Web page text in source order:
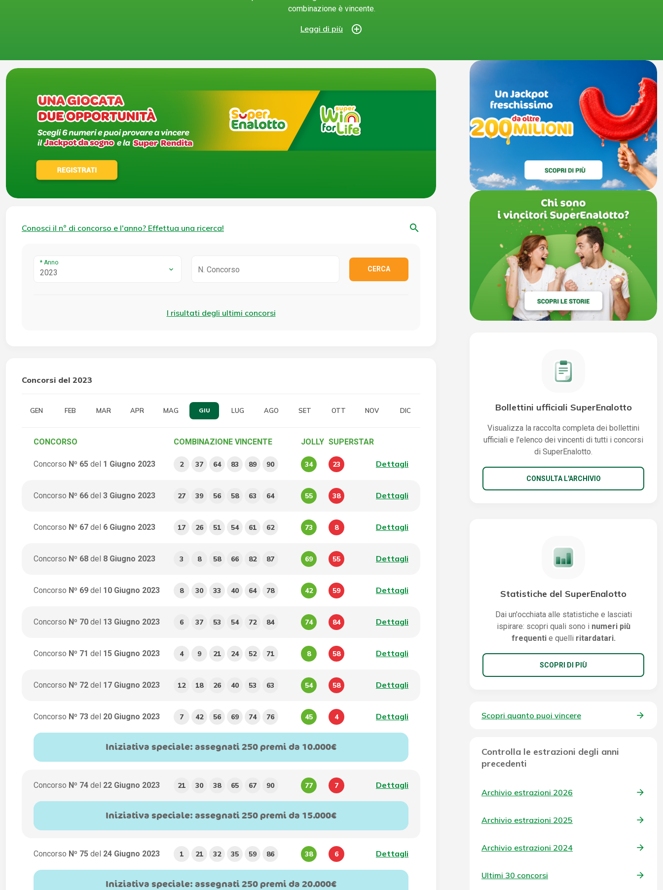
combinazione è vincente.
Leggi di più add_circle_outline
Conosci il n° di concorso e l'anno? Effettua una ricerca! search
* Anno
2023 CERCA
I risultati degli ultimi concorsi
Concorsi del 2023
GEN FEB MAR APR MAG GIU LUG AGO SET OTT NOV DIC
CONCORSO COMBINAZIONE VINCENTE JOLLY SUPERSTAR
Concorso Nº 65 del 1 Giugno 2023 2 37 64 83 89 90 34 23 Dettagli
Concorso Nº 66 del 3 Giugno 2023 27 39 56 58 63 64 55 38 Dettagli
Concorso Nº 67 del 6 Giugno 2023 17 26 51 54 61 62 73 8 Dettagli
Concorso Nº 68 del 8 Giugno 2023 3 8 58 66 82 87 69 55 Dettagli
Concorso Nº 69 del 10 Giugno 2023 8 30 33 40 64 78 42 59 Dettagli
Concorso Nº 70 del 13 Giugno 2023 6 37 53 54 72 84 74 84 Dettagli
Concorso Nº 71 del 15 Giugno 2023 4 9 21 24 52 71 8 58 Dettagli
Concorso Nº 72 del 17 Giugno 2023 12 18 26 40 53 63 54 58 Dettagli
Concorso Nº 73 del 20 Giugno 2023 7 42 56 69 74 76 45 4 Dettagli
Iniziativa speciale: assegnati 250 premi da 10.000€
Concorso Nº 74 del 22 Giugno 2023 21 30 38 65 67 90 77 7 Dettagli
Iniziativa speciale: assegnati 250 premi da 15.000€
Concorso Nº 75 del 24 Giugno 2023 1 21 32 35 59 86 38 6 Dettagli
Iniziativa speciale: assegnati 250 premi da 20.000€
Bollettini ufficiali SuperEnalotto
Visualizza la raccolta completa dei bollettini
ufficiali e l'elenco dei vincenti di tutti i concorsi
di SuperEnalotto.
CONSULTA L'ARCHIVIO
Statistiche del SuperEnalotto
Dai un'occhiata alle statistiche e lasciati
ispirare: scopri quali sono i numeri più
frequenti e quelli ritardatari.
SCOPRI DI PIÙ
Scopri quanto puoi vincere
Controlla le estrazioni degli anni
precedenti
Archivio estrazioni 2026
Archivio estrazioni 2025
Archivio estrazioni 2024
Ultimi 30 concorsi